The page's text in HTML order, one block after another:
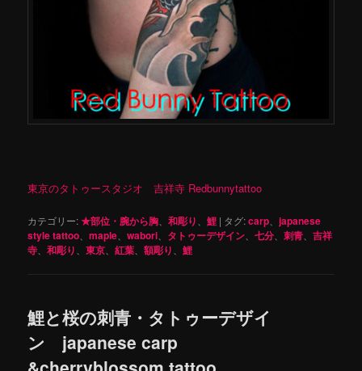
東京のタトゥースタジオ 吉祥寺 Redbunnytattoo
カテゴリー:★部位・腕から胸 、和彫り 、鯉 | タグ:carp 、japanese
style tattoo 、maple 、wabori タトゥーデザイン 、七分 、刺青 、吉祥
寺 、和彫り 、東京 、紅葉 、額彫り 、鯉
鯉と桜の刺青・タトゥーデザイ
ン japanese carp